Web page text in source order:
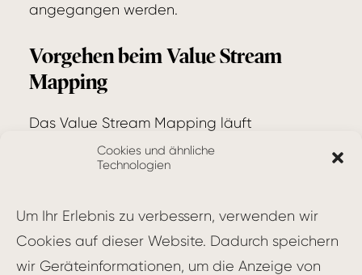
Cookies und ähnliche
Technologien
Um Ihr Erlebnis zu verbessern, verwenden wir
Cookies auf dieser Website. Dadurch speichern
wir Geräteinformationen, um die Anzeige von
angegangen werden.
Vorgehen beim Value Stream
Mapping
Das Value Stream Mapping läuft
typischerweise in folgenden Schritten ab:
Prozesses: Zunächst muss entschieden
werden, welcherWertstrom oder
Teilprozess untersucht werden soll.